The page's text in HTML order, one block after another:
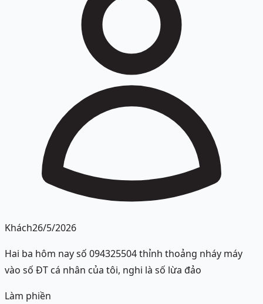
Khách26/5/2026
Hai ba hôm nay số 094325504 thỉnh thoảng nháy máy
vào số ĐT cá nhân của tôi, nghi là số lừa đảo
Làm phiền